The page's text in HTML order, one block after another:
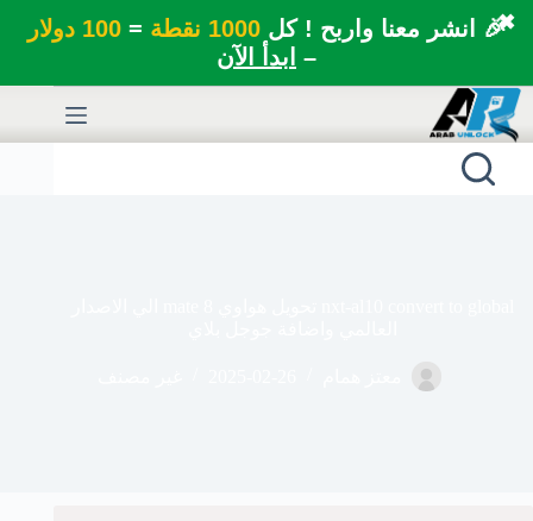
🎉 انشر معنا واربح ! كل1000 نقطة =100 دولار
– ابدأ الآن
✖
التجاوز
إلى
المحتوى